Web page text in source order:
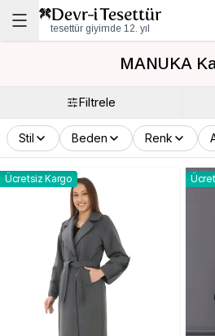
tesettür giyimde 12. yıl
MANUKA
Filtrele
Stil Beden Renk
Ücretsiz Kargo